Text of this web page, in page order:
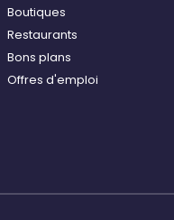
Boutiques
Restaurants
Bons plans
Offres d'emploi